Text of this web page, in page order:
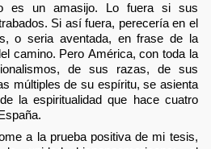
es un amasijo. Lo fuera si sus
Si así fuera, perecería en el
o seria aventada, en frase de la
camino. Pero América, con toda la
de sus razas, de sus
múltiples de su espíritu, se asienta
la espiritualidad que hace cuatro
a la prueba positiva de mi tesis,